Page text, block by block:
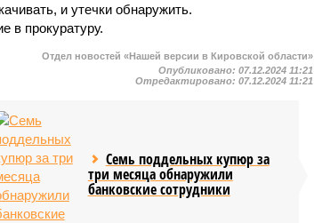
и утечки обнаружить.
в прокуратуру.
Отдел новостей «Нашей версии в Кировской области»
Опубликовано:07.12.2024 11:21
Отредактировано:07.12.2024 11:21
Семь поддельных купюр за
три месяца обнаружили
банковские сотрудники